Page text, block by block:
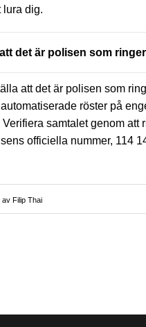
lura dig.
att det är polisen som
att det är polisen som
röster på
Verifiera samtalet genom att
officiella nummer, 114
av Filip Thai